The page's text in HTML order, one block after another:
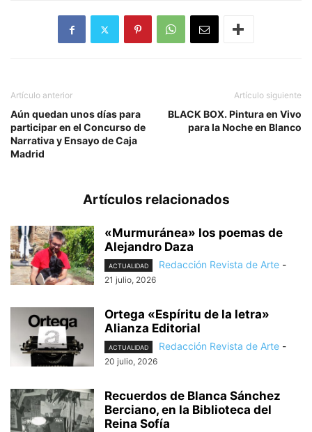
Artículo anterior
Aún quedan unos días para
participar en el Concurso de
Narrativa y Ensayo de Caja
Madrid
Artículo siguiente
BLACK BOX. Pintura en Vivo
para la Noche en Blanco
Artículos relacionados
«Murmuránea» los poemas de
Alejandro Daza
ACTUALIDAD Redacción Revista de Arte -
21 julio, 2026
Ortega «Espíritu de la letra»
Alianza Editorial
ACTUALIDAD Redacción Revista de Arte -
20 julio, 2026
Recuerdos de Blanca Sánchez
Berciano, en la Biblioteca del
Reina Sofía